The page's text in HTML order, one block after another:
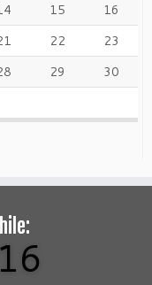
15
16
22
23
29
30
17